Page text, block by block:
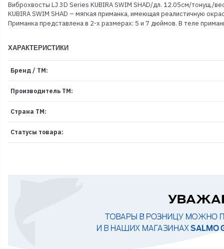
Виброхвосты LJ 3D Series KUBIRA SWIM SHAD/дл. 12.05см/тонущ./
KUBIRA SWIM SHAD – мягкая приманка, имеющая реалистичную
Приманка представлена в 2-х размерах: 5 и 7 дюймов. В теле
ХАРАКТЕРИСТИКИ
Бренд / ТМ:
Производитель ТМ:
Страна ТМ:
Статусы товара: